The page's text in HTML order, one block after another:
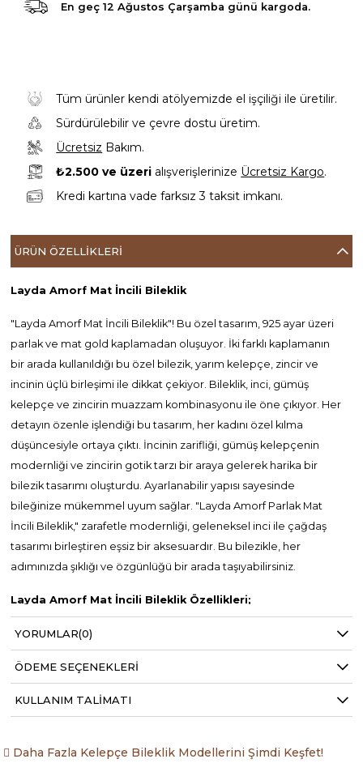
En geç 12 Ağustos Çarşamba günü kargoda.
Tüm ürünler kendi atölyemizde el işçiliği ile üretilir.
Sürdürülebilir ve çevre dostu üretim.
Ücretsiz Bakım.
₺2.500 ve üzeri alışverişlerinize Ücretsiz Kargo.
Kredi kartına vade farksız 3 taksit imkanı.
ÜRÜN ÖZELLIKLERI
Layda Amorf Mat İncili Bileklik
"Layda Amorf Mat İncili Bileklik"! Bu özel tasarım, 925 ayar üzeri
parlak ve mat gold kaplamadan oluşuyor. İki farklı kaplamanın
bir arada kullanıldığı bu özel bilezik, yarım kelepçe, zincir ve
incinin üçlü birleşimi ile dikkat çekiyor. Bileklik, inci, gümüş
kelepçe ve zincirin muazzam kombinasyonu ile öne çıkıyor. Her
detayın özenle işlendiği bu tasarım, her kadını özel kılma
düşüncesiyle ortaya çıktı. İncinin zarifliği, gümüş kelepçenin
modernliği ve zincirin gotik tarzı bir araya gelerek harika bir
bilezik tasarımı oluşturdu. Ayarlanabilir yapısı sayesinde
bileğinize mükemmel uyum sağlar. "Layda Amorf Parlak Mat
İncili Bileklik," zarafetle modernliği, geleneksel inci ile çağdaş
tasarımı birleştiren eşsiz bir aksesuardır. Bu bilezikle, her
adımınızda şıklığı ve özgünlüğü bir arada taşıyabilirsiniz.
Layda Amorf Mat İncili Bileklik Özellikleri;
925 Ayar Gümüş
22 Ayar Altın Kaplama
YORUMLAR(0)
ÖDEME SEÇENEKLERI
KULLANIM TALIMATI
Daha Fazla Kelepçe Bileklik Modellerini Şimdi Keşfet!